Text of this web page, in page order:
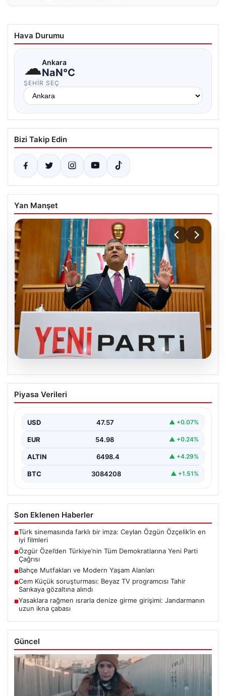
Hava Durumu
☁Ankara
NaN°C
ŞEHIR SEÇ
Bizi Takip Edin
Yan Manşet
Özgür Özel’den Türkiye’nin Tüm
Demokratlarına Yeni Parti Çağrısı
Meclis'te gerçekleştirdiği ilk grup toplantısında önemli
açıklamalarda…
Piyasa Verileri
USD 47.57 ▲ +0.07%
EUR 54.98 ▲ +0.24%
ALTIN 6498.4 ▲ +4.29%
BTC 3084208 ▲ +1.51%
Son Eklenen Haberler
■Türk sinemasında farklı bir imza: Ceylan Özgün Özçelik’in en
iyi filmleri
■Özgür Özel’den Türkiye’nin Tüm Demokratlarına Yeni Parti
Çağrısı
■Bahçe Mutfakları ve Modern Yaşam Alanları
■Cem Küçük soruşturması: Beyaz TV programcısı Tahir
Sarıkaya gözaltına alındı
■Yasaklara rağmen ısrarla denize girme girişimi: Jandarmanın
uzun ikna çabası
Güncel